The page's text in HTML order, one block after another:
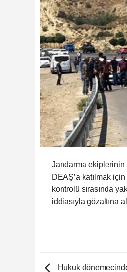
Jandarma ekiplerinin
DEAŞ’a katılmak
kontrolü sırasında
iddiasıyla gözaltına
Hukuk